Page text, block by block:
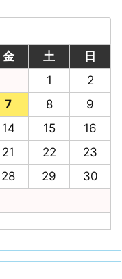
金 土
日
1
2
7 8
9
14 15
16
21 22
23
28 29
30